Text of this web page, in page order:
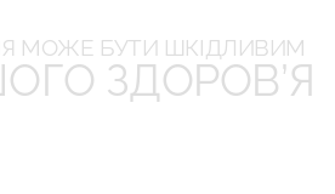
МОЖЕ БУТИ ШКІДЛИВИМ
ЗДОРОВ’Я